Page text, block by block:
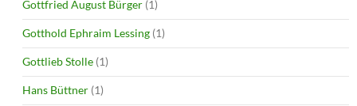
Gottfried August Bürger (1)
Gotthold Ephraim Lessing (1)
Gottlieb Stolle (1)
Hans Büttner (1)